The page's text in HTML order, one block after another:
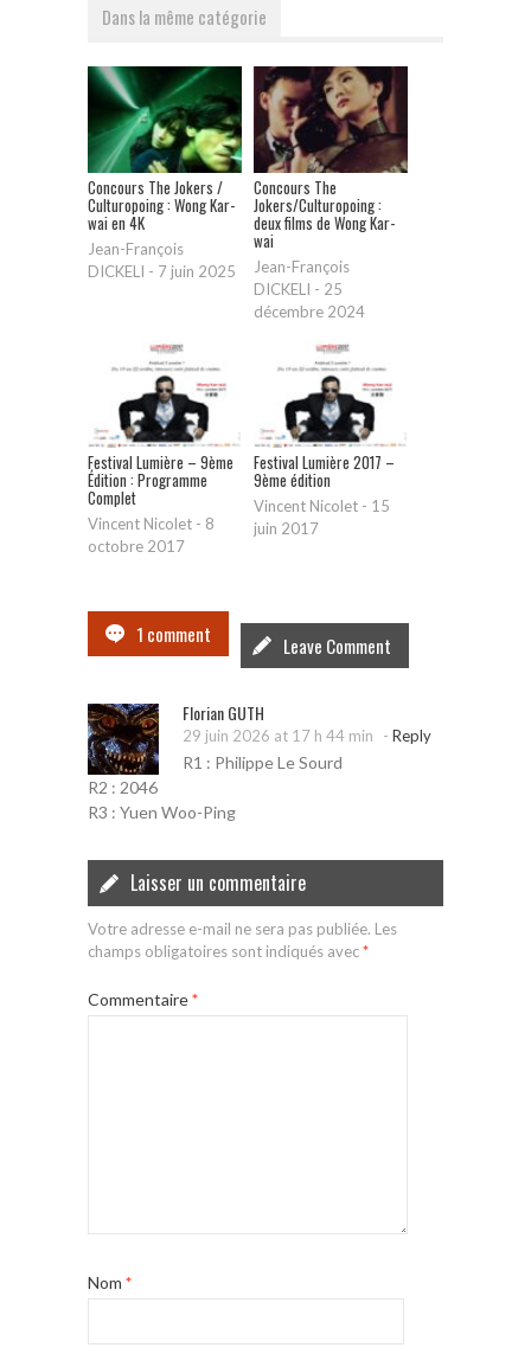
Dans la même catégorie
Concours The Jokers /
Culturopoing : Wong Kar-
wai en 4K
Jean-François
DICKELI - 7 juin 2025
Concours The
Jokers/Culturopoing :
deux films de Wong Kar-
wai
Jean-François
DICKELI - 25
décembre 2024
Festival Lumière – 9ème
Édition : Programme
Complet
Vincent Nicolet - 8
octobre 2017
Festival Lumière 2017 –
9ème édition
Vincent Nicolet - 15
juin 2017
1 comment Leave Comment
Florian GUTH
29 juin 2026 at 17 h 44 min - Reply
R1 : Philippe Le Sourd
R2 : 2046
R3 : Yuen Woo-Ping
Laisser un commentaire
Votre adresse e-mail ne sera pas publiée. Les
champs obligatoires sont indiqués avec*
Commentaire*
Nom *